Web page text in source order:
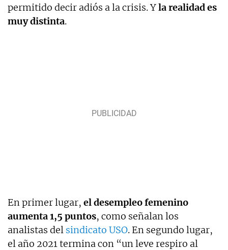
permitido decir adiós a la crisis. Yla realidad es
muy distinta.
En primer lugar, el desempleo femenino
aumenta 1,5 puntos, como señalan los
analistas del sindicato USO. En segundo lugar,
el año 2021 termina con “un leve respiro al